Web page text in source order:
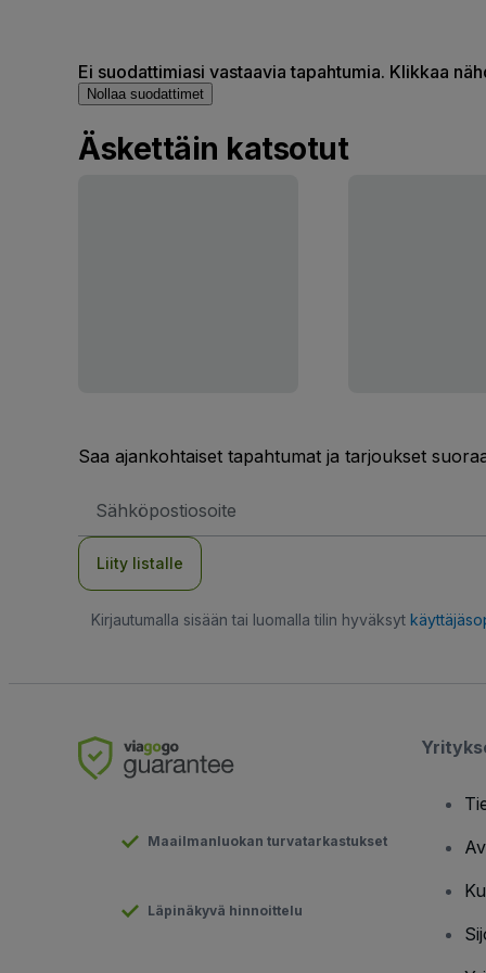
Ei suodattimiasi vastaavia tapahtumia. Klikkaa
Nollaa suodattimet
Äskettäin katsotut
Saa ajankohtaiset tapahtumat ja tarjoukset
Liity listalle
Kirjautumalla sisään tai luomalla tilin hyväksyt
Maailmanluokan turvatarkastukset
Läpinäkyvä hinnoittelu